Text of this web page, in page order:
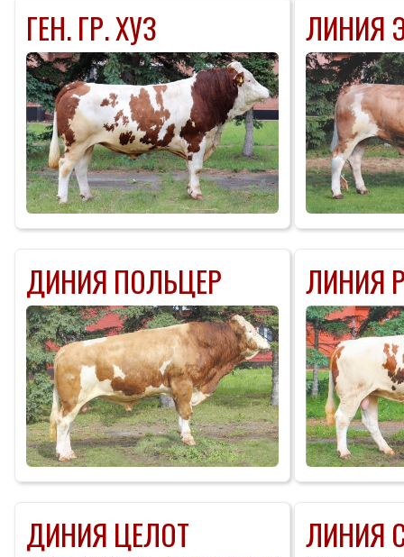
ГЕН. ГР. ХУЗ ЛИНИЯ
ДИНИЯ ПОЛЬЦЕР ЛИНИЯ
ДИНИЯ ЦЕЛОТ ЛИНИЯ